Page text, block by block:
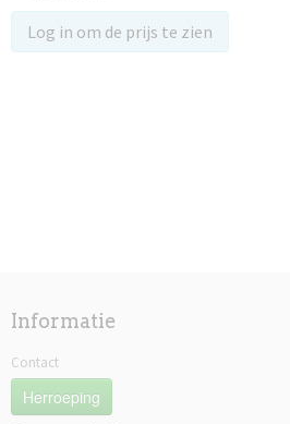
Log in om de prijs te zien
Informatie
Contact
Herroeping